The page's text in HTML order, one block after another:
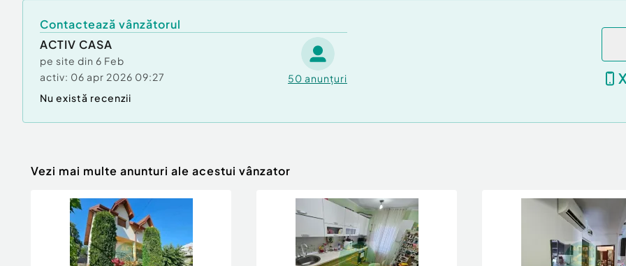
Contactează vânzătorul
ACTIV CASA
pe site din 6 Feb
activ: 06 apr 2026 09:27 50 anunțuri
Nu există recenzii
Vezi mai multe anunturi ale acestui vânzator